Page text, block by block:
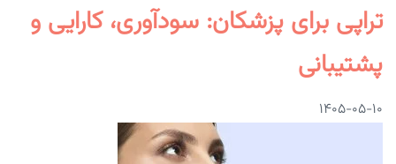
تراپی برای پزشکان: سودآوری، کارایی و
پشتیبانی
۱۴۰۵-۰۵-۱۰